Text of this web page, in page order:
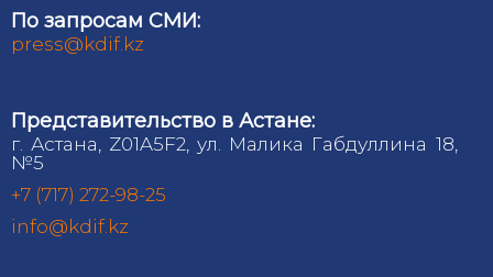
По запросам СМИ:
press@kdif.kz
Представительство в Астане:
г. Астана, Z01A5F2, ул. Малика Габдуллина 18,
№5
+7 (717) 272-98-25
info@kdif.kz